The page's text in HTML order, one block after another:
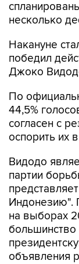
несколько
Накануне
победил
Джоко
По
44,5%
согласен с
оспорить их
Видодо
партии
Индонезию".
на выборах
большинство
объявления